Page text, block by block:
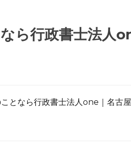
ら行政書士法人
となら行政書士法人one｜名古